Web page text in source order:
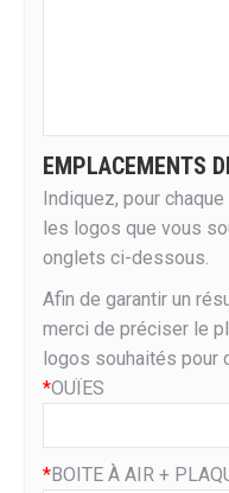
EMPLACEMENTS
Indiquez, pour
les logos que vous
onglets ci-dessous.
Afin de garantir un
merci de préciser le
logos souhaités pour
*OUÏES
*BOITE À AIR +